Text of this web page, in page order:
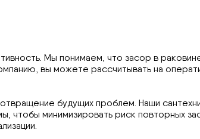
Мы понимаем, что засор в
вы можете рассчитывать на
будущих проблем. Наши
чтобы минимизировать риск повторных